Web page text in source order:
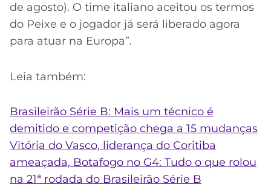
de agosto). O time italiano aceitou os termos
do Peixe e o jogador já será liberado agora
para atuar na Europa”.
Leia também:
Brasileirão Série B: Mais um técnico é
demitido e competição chega a 15 mudanças
Vitória do Vasco, liderança do Coritiba
ameaçada, Botafogo no G4: Tudo o que rolou
na 21ª rodada do Brasileirão Série B